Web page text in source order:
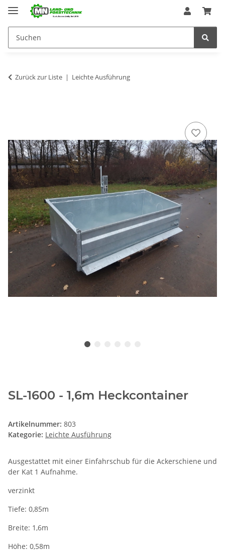
Zurück zur Liste Leichte Ausführung
SL-1600 - 1,6m Heckcontainer
Artikelnummer: 803
Kategorie: Leichte Ausführung
Ausgestattet mit einer Einfahrschub für die Ackerschiene und
der Kat 1 Aufnahme.
verzinkt
Tiefe: 0,85m
Breite: 1,6m
Höhe: 0,58m